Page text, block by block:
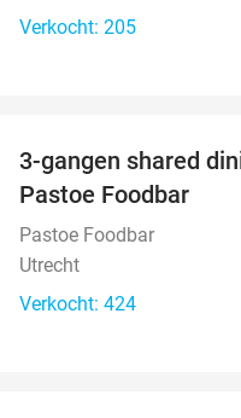
Verkocht: 205
3-gangen shared
Pastoe Foodbar
Pastoe Foodbar
Utrecht
Verkocht: 424